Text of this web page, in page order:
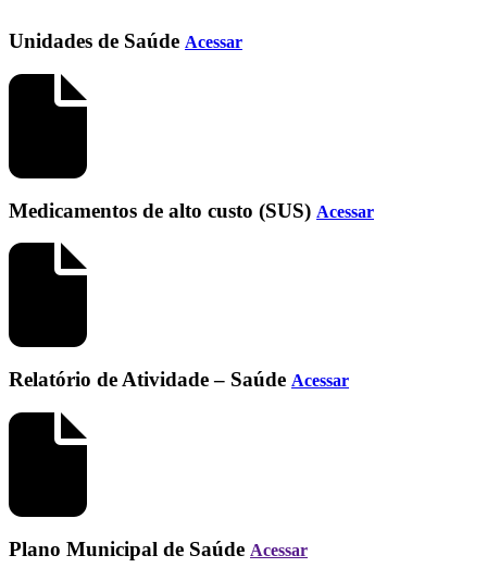
Unidades de Saúde Acessar
Medicamentos de alto custo (SUS) Acessar
Relatório de Atividade – Saúde Acessar
Plano Municipal de Saúde Acessar